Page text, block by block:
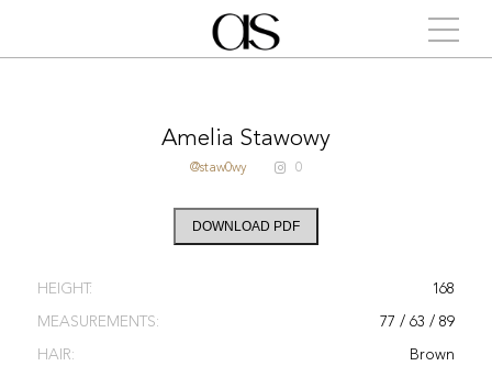
Amelia Stawowy
@staw0wy 0
DOWNLOAD PDF
HEIGHT: 168
MEASUREMENTS: 77 / 63 / 89
HAIR: Brown